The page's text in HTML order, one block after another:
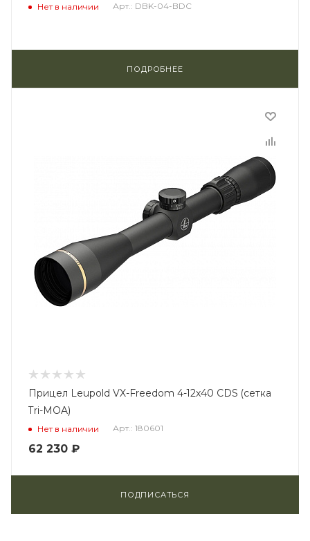
Нет в наличии Арт.: DBK-04-BDC
ПОДРОБНЕЕ
Прицел Leupold VX-Freedom 4-12x40 CDS (сетка
Tri-MOA)
Нет в наличии Арт.: 180601
62 230 ₽
ПОДПИСАТЬСЯ